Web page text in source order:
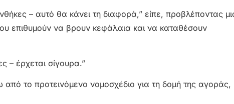
– αυτό θα κάνει τη διαφορά,” είπε, προβλέποντας
επιθυμούν να βρουν κεφάλαια και να καταθέσουν
– έρχεται σίγουρα.”
το προτεινόμενο νομοσχέδιο για τη δομή της αγοράς,